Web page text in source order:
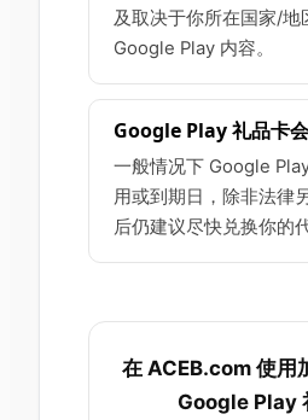
及取决于你所在国家/地
Google Play 内容。
Google Play 礼品卡
一般情况下 Google
用或到期日，除非法律
后仍建议尽快兑换你的代
在 ACEB.com 使用
Google Play